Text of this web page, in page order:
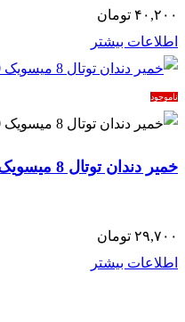
۴۰,۲۰۰ تومان
اطلاعات بیشتر
ناموجود
خمیر دندان توتال 8 میسویک 75 میلی گرم
۲۹,۷۰۰ تومان
اطلاعات بیشتر